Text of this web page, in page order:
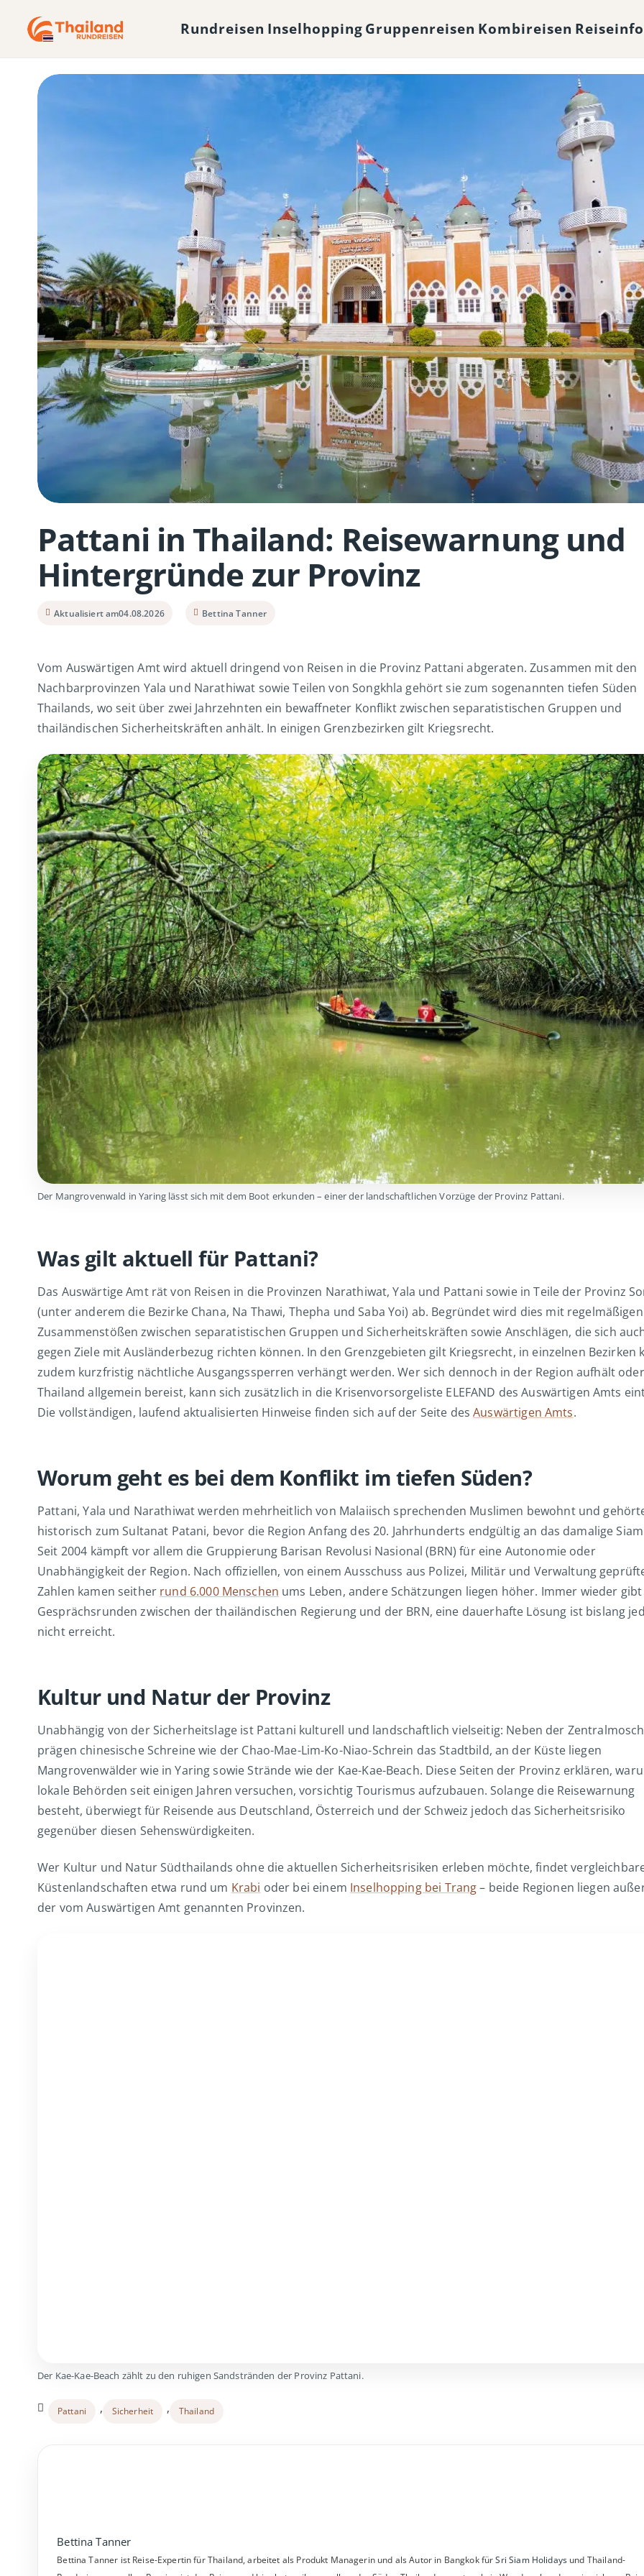
Rundreisen InselhoppingGruppenreisen Kombireisen
Pattani in Thailand: Reisewarnung und
Hintergründe zur Provinz
Aktualisiert am04.08.2026 Bettina Tanner
Vom Auswärtigen Amt wird aktuell dringend von Reisen in die Provinz Pattani abgeraten. Zusammen mit den
Nachbarprovinzen Yala und Narathiwat sowie Teilen von Songkhla gehört sie zum sogenannten tiefen Süden
Thailands, wo seit über zwei Jahrzehnten ein bewaffneter Konflikt zwischen separatistischen Gruppen und
thailändischen Sicherheitskräften anhält. In einigen Grenzbezirken gilt Kriegsrecht.
Der Mangrovenwald in Yaring lässt sich mit dem Boot erkunden – einer der landschaftlichen Vorzüge der Provinz Pattani.
Was gilt aktuell für Pattani?
Das Auswärtige Amt rät von Reisen in die Provinzen Narathiwat, Yala und Pattani sowie in Teile der Provinz
(unter anderem die Bezirke Chana, Na Thawi, Thepha und Saba Yoi) ab. Begründet wird dies mit regelmäßigen
Zusammenstößen zwischen separatistischen Gruppen und Sicherheitskräften sowie Anschlägen, die sich
gegen Ziele mit Ausländerbezug richten können. In den Grenzgebieten gilt Kriegsrecht, in einzelnen Bezirken
zudem kurzfristig nächtliche Ausgangssperren verhängt werden. Wer sich dennoch in der Region aufhält oder
Thailand allgemein bereist, kann sich zusätzlich in die Krisenvorsorgeliste ELEFAND des Auswärtigen Amts
Die vollständigen, laufend aktualisierten Hinweise finden sich auf der Seite desAuswärtigen Amts.
Worum geht es bei dem Konflikt im tiefen Süden?
Pattani, Yala und Narathiwat werden mehrheitlich von Malaiisch sprechenden Muslimen bewohnt und
historisch zum Sultanat Patani, bevor die Region Anfang des 20. Jahrhunderts endgültig an das damalige
Seit 2004 kämpft vor allem die Gruppierung Barisan Revolusi Nasional (BRN) für eine Autonomie oder
Unabhängigkeit der Region. Nach offiziellen, von einem Ausschuss aus Polizei, Militär und Verwaltung
Zahlen kamen seither rund 6.000 Menschen ums Leben, andere Schätzungen liegen höher. Immer wieder gibt
Gesprächsrunden zwischen der thailändischen Regierung und der BRN, eine dauerhafte Lösung ist bislang
nicht erreicht.
Kultur und Natur der Provinz
Unabhängig von der Sicherheitslage ist Pattani kulturell und landschaftlich vielseitig: Neben der
prägen chinesische Schreine wie der Chao-Mae-Lim-Ko-Niao-Schrein das Stadtbild, an der Küste liegen
Mangrovenwälder wie in Yaring sowie Strände wie der Kae-Kae-Beach. Diese Seiten der Provinz erklären,
lokale Behörden seit einigen Jahren versuchen, vorsichtig Tourismus aufzubauen. Solange die Reisewarnung
besteht, überwiegt für Reisende aus Deutschland, Österreich und der Schweiz jedoch das Sicherheitsrisiko
gegenüber diesen Sehenswürdigkeiten.
Wer Kultur und Natur Südthailands ohne die aktuellen Sicherheitsrisiken erleben möchte, findet
Küstenlandschaften etwa rund um Krabi oder bei einem Inselhopping bei Trang– beide Regionen liegen
der vom Auswärtigen Amt genannten Provinzen.
Der Kae-Kae-Beach zählt zu den ruhigen Sandstränden der Provinz Pattani.
Pattani , Sicherheit , Thailand
Bettina Tanner
Bettina Tanner ist Reise-Expertin für Thailand, arbeitet als Produkt Managerin und als Autor in Bangkok fürSri Siam Holidays und Thailand-